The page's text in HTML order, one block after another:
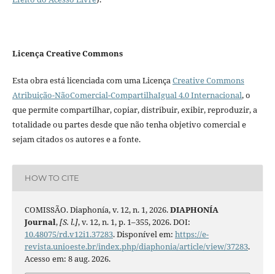
Licença Creative Commons
Esta obra está licenciada com uma LicençaCreative Commons
Atribuição-NãoComercial-CompartilhaIgual 4.0 Internacional, o
que permite compartilhar, copiar, distribuir, exibir, reproduzir, a
totalidade ou partes desde que não tenha objetivo comercial e
sejam citados os autores e a fonte.
HOW TO CITE
COMISSÃO. Diaphonía, v. 12, n. 1, 2026.DIAPHONÍA
Journal,[S. l.], v. 12, n. 1, p. 1–355, 2026. DOI:
10.48075/rd.v12i1.37283. Disponível em: https://e-
revista.unioeste.br/index.php/diaphonia/article/view/37283.
Acesso em: 8 aug. 2026.